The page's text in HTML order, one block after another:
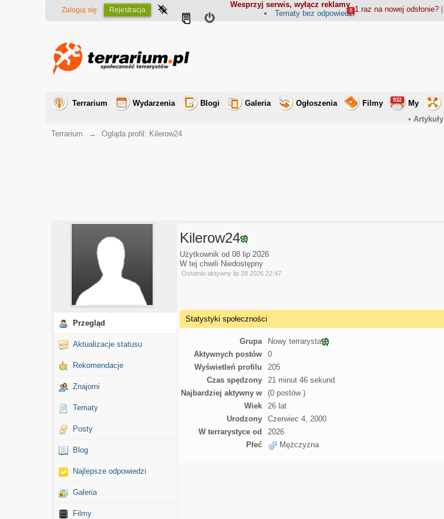
Wesprzyj serwis, wyłącz reklamy
Zaloguj się Rejestracja 1 raz na nowej odsłonie?|
Tematy bez odpowiedzi
8
Terrarium Wydarzenia Blogi Galeria Ogłoszenia Filmy My
932
• Artykuły
Terrarium
→ Ogląda profil: Kilerow24
Przegląd
Aktualizacje statusu
Rekomendacje
Znajomi
Tematy
Posty
Blog
Najlepsze odpowiedzi
Galeria
Filmy
Kilerow24
Użytkownik od 08 lip 2026
W tej chwili Niedostępny
Ostatnio aktywny lip 28 2026 22:47
Statystyki społeczności
Grupa
Nowy terrarysta
Aktywnych postów
0
Wyświetleń profilu
205
Czas spędzony
21 minut 46 sekund
Najbardziej aktywny w
(0 postów )
Wiek
26 lat
Urodzony
Czerwiec 4, 2000
W terrarystyce od
2026
Płeć
Mężczyzna